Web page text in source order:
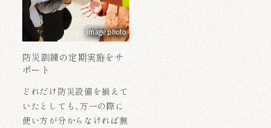
image photo
防災訓練の定期実施をサ
ポート
どれだけ防災設備を揃えて
いたとしても、万一の際に
使い方が分からなければ無